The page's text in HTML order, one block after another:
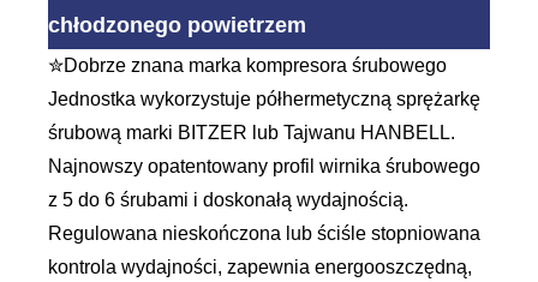
chłodzonego powietrzem
✮Dobrze znana marka kompresora śrubowego
Jednostka wykorzystuje półhermetyczną sprężarkę
śrubową marki BITZER lub Tajwanu HANBELL.
Najnowszy opatentowany profil wirnika śrubowego
z 5 do 6 śrubami i doskonałą wydajnością.
Regulowana nieskończona lub ściśle stopniowana
kontrola wydajności, zapewnia energooszczędną,